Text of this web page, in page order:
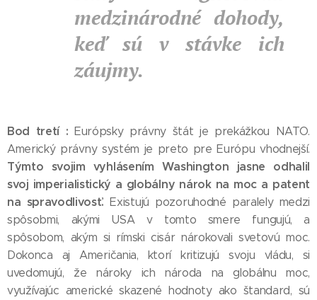
medzinárodné dohody,
keď sú v stávke ich
záujmy.
Bod tretí : Európsky právny štát je prekážkou NATO.
Americký právny systém je preto pre Európu vhodnejší.
Týmto svojim vyhlásením Washington jasne odhalil
svoj imperialistický a globálny nárok na moc a patent
na spravodlivosť. Existujú pozoruhodné paralely medzi
spôsobmi, akými USA v tomto smere fungujú, a
spôsobom, akým si rímski cisár nárokovali svetovú moc.
Dokonca aj Američania, ktorí kritizujú svoju vládu, si
uvedomujú, že nároky ich národa na globálnu moc,
využívajúc americké skazené hodnoty ako štandard, sú